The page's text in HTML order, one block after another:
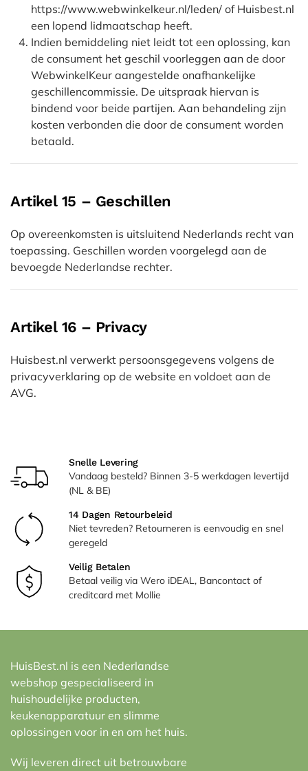
https://www.webwinkelkeur.nl/leden/ of Huisbest.nl
een lopend lidmaatschap heeft.
Indien bemiddeling niet leidt tot een oplossing, kan
de consument het geschil voorleggen aan de door
WebwinkelKeur aangestelde onafhankelijke
geschillencommissie. De uitspraak hiervan is
bindend voor beide partijen. Aan behandeling zijn
kosten verbonden die door de consument worden
betaald.
Artikel 15 – Geschillen
Op overeenkomsten is uitsluitend Nederlands recht van
toepassing. Geschillen worden voorgelegd aan de
bevoegde Nederlandse rechter.
Artikel 16 – Privacy
Huisbest.nl verwerkt persoonsgegevens volgens de
privacyverklaring op de website en voldoet aan de
AVG.
Snelle Levering
Vandaag besteld? Binnen 3-5 werkdagen levertijd
(NL & BE)
14 Dagen Retourbeleid
Niet tevreden? Retourneren is eenvoudig en snel
geregeld
Veilig Betalen
Betaal veilig via Wero iDEAL, Bancontact of
creditcard met Mollie
HuisBest.nl is een Nederlandse
webshop gespecialiseerd in
huishoudelijke producten,
keukenapparatuur en slimme
oplossingen voor in en om het huis.
Wij leveren direct uit betrouwbare